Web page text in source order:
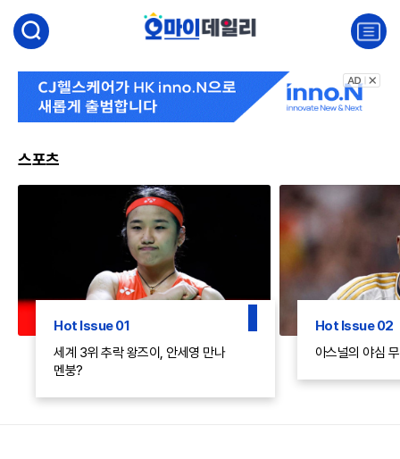
검
색
주
서
비
스포츠
Hot Issue 01
세계 3위 추락 왕즈이, 안세영 만나
멘붕?
Hot Issue 02
아스널의 야심